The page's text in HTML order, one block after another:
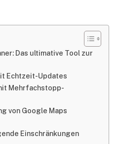
Das ultimative Tool zur
Echtzeit-Updates
Mehrfachstopp-
von Google Maps
Einschränkungen